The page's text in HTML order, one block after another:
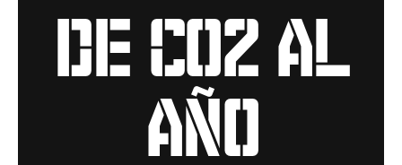
de CO2 al
año